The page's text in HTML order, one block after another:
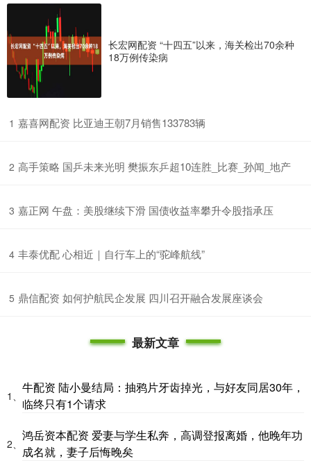
长宏网配资 “十四五”以来，海关检出70余种
18万例传染病
1 ​嘉喜网配资 比亚迪王朝7月销售133783辆
2 ​高手策略 国乒未来光明 樊振东乒超10连胜_比赛_孙闻_地产
3 ​嘉正网 午盘：美股继续下滑 国债收益率攀升令股指承压
4 ​丰泰优配 心相近｜自行车上的“驼峰航线”
5 ​鼎信配资 如何护航民企发展 四川召开融合发展座谈会
最新文章
1、
牛配资 陆小曼结局：抽鸦片牙齿掉光，与好友同居30年，
临终只有1个请求
2、
鸿岳资本配资 爱妻与学生私奔，高调登报离婚，他晚年功
成名就，妻子后悔晚矣